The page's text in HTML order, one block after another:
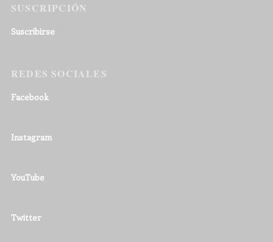
SUSCRIPCIÓN
Suscribirse
REDES SOCIALES
Facebook
Instagram
YouTube
Twitter